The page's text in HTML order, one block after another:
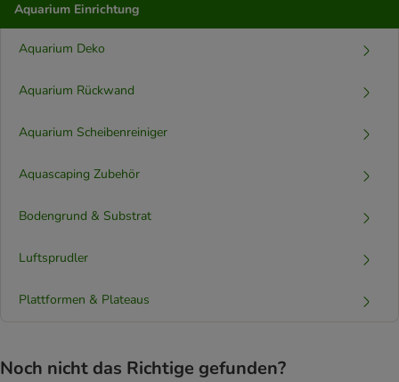
Aquarium Einrichtung
Aquarium Deko
Aquarium Rückwand
Aquarium Scheibenreiniger
Aquascaping Zubehör
Bodengrund & Substrat
Luftsprudler
Plattformen & Plateaus
Noch nicht das Richtige gefunden?